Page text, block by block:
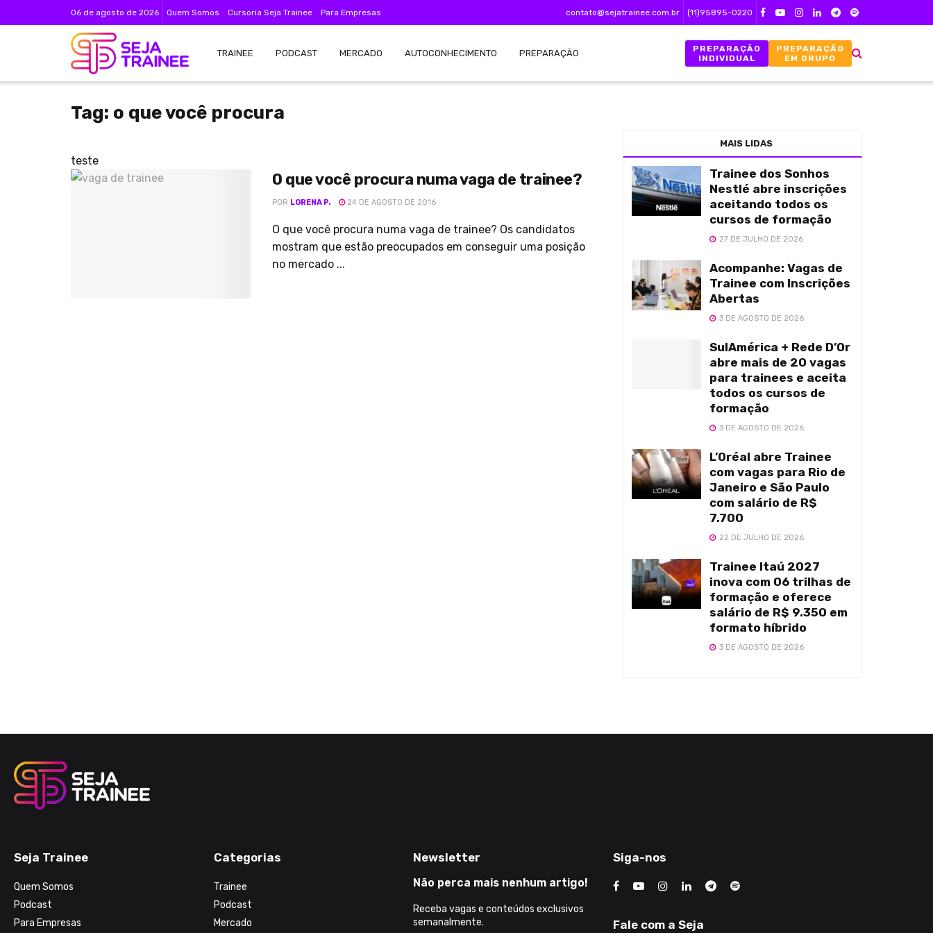
06 de agosto de 2026 Quem Somos Cursoria Seja Trainee Para Empresas contato@sejatrainee.com.br (11)95895-0220
TRAINEE PODCAST MERCADO AUTOCONHECIMENTO PREPARAÇÃO
PREPARAÇÃO
INDIVIDUAL
PREPARAÇÃO
EM GRUPO
Tag: o que você procura
teste
O que você procura numa vaga de trainee?
POR LORENA P. 24 DE AGOSTO DE 2016
O que você procura numa vaga de trainee? Os candidatos
mostram que estão preocupados em conseguir uma posição
no mercado ...
MAIS LIDAS
Trainee dos Sonhos
Nestlé abre inscrições
aceitando todos os
cursos de formação
27 DE JULHO DE 2026
Acompanhe: Vagas de
Trainee com Inscrições
Abertas
3 DE AGOSTO DE 2026
SulAmérica + Rede D’Or
abre mais de 20 vagas
para trainees e aceita
todos os cursos de
formação
3 DE AGOSTO DE 2026
L’Oréal abre Trainee
com vagas para Rio de
Janeiro e São Paulo
com salário de R$
7.700
22 DE JULHO DE 2026
Trainee Itaú 2027
inova com 06 trilhas de
formação e oferece
salário de R$ 9.350 em
formato híbrido
3 DE AGOSTO DE 2026
Seja Trainee
Quem Somos
Podcast
Para Empresas
Categorias
Trainee
Podcast
Mercado
Newsletter
Não perca mais nenhum artigo!
Receba vagas e conteúdos exclusivos
semanalmente.
Siga-nos
Fale com a Seja